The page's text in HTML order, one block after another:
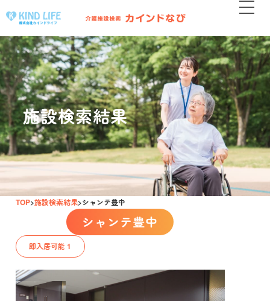
施設検索結果
TOP 施設検索結果 シャンテ豊中
シャンテ豊中
即入居可能 1